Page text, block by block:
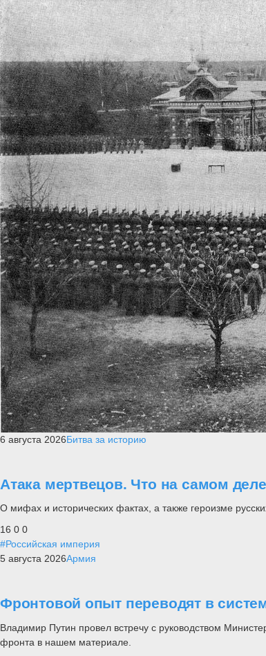
6 августа 2026Битва за историю
Атака мертвецов. Что на самом
О мифах и исторических фактах, а также героизме
16 0 0
#Российская империя
5 августа 2026Армия
Фронтовой опыт переводят в
Владимир Путин провел встречу с руководством
фронта в нашем материале.